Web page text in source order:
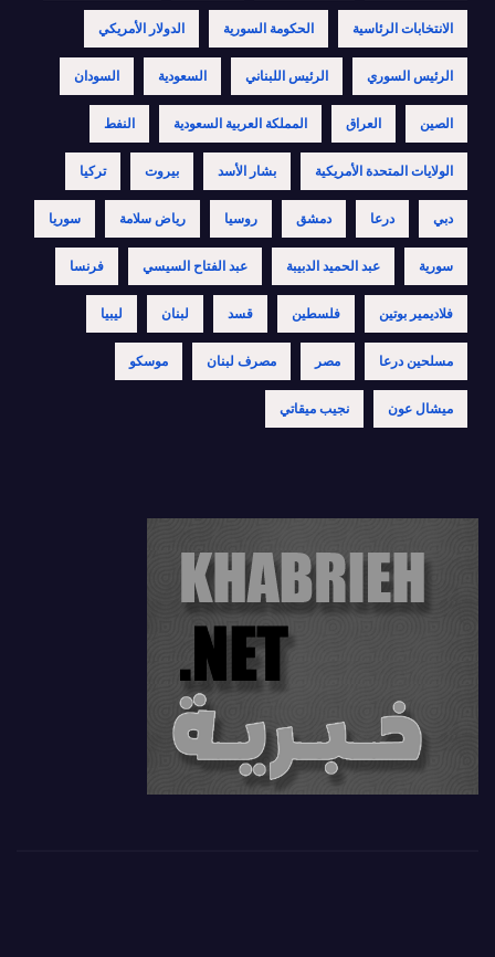
الانتخابات الرئاسية الحكومة السورية الدولار الأمريكي
الرئيس السوري الرئيس اللبناني السعودية السودان
الصين العراق المملكة العربية السعودية النفط
الولايات المتحدة الأمريكية بشار الأسد بيروت تركيا
دبي درعا دمشق روسيا رياض سلامة سوريا
سورية عبد الحميد الدبيبة عبد الفتاح السيسي فرنسا
فلاديمير بوتين فلسطين قسد لبنان ليبيا
مسلحين درعا مصر مصرف لبنان موسكو
ميشال عون نجيب ميقاتي